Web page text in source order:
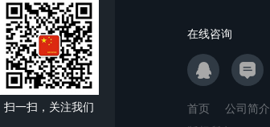
扫一扫，关注我们
在线咨询
首页 公司简介